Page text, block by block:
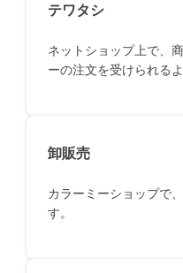
テワタシ
ネットショップ上で、
ーの注文を受けられる
卸販売
カラーミーショップで
す。